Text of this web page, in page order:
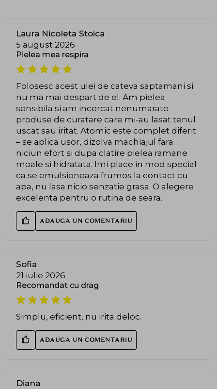
Laura Nicoleta Stoica
5 august 2026
Pielea mea respira
Folosesc acest ulei de cateva saptamani si
nu ma mai despart de el. Am pielea
sensibila si am incercat nenumarate
produse de curatare care mi-au lasat tenul
uscat sau iritat. Atomic este complet diferit
– se aplica usor, dizolva machiajul fara
niciun efort si dupa clatire pielea ramane
moale si hidratata. Imi place in mod special
ca se emulsioneaza frumos la contact cu
apa, nu lasa nicio senzatie grasa. O alegere
excelenta pentru o rutina de seara.
ADAUGA UN COMENTARIU
Sofia
21 iulie 2026
Recomandat cu drag
Simplu, eficient, nu irita deloc.
ADAUGA UN COMENTARIU
Diana